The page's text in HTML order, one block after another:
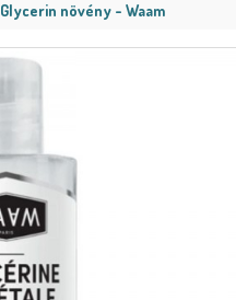
Glycerin növény - Waam